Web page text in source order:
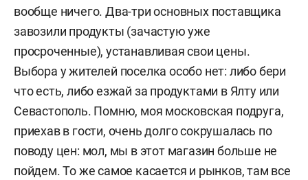
вообще ничего. Два-три основных поставщика
завозили продукты (зачастую уже
просроченные), устанавливая свои цены.
Выбора у жителей поселка особо нет: либо бери
что есть, либо езжай за продуктами в Ялту или
Севастополь. Помню, моя московская подруга,
приехав в гости, очень долго сокрушалась по
поводу цен: мол, мы в этот магазин больше не
пойдем. То же самое касается и рынков, там все